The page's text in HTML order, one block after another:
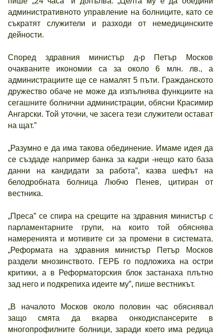
административното управление на болниците, като се
съкратят служители и разходи от немедицинските
дейности.
Според здравния министър д-р Петър Москов
очакваните икономии са за около 6 млн. лв., а
администрациите ще се намалят 5 пъти. Гражданското
дружество обаче не може да изпълнява функциите на
сегашните болнични администрации, обясни Красимир
Ангарски. Той уточни, че засега тези служители остават
на щат.”
„Разумно е да има такова обединение. Имаме идея да
се създаде например банка за кадри -нещо като база
данни на кандидати за работа”, казва шефът на
белодробната болница Любчо Пенев, цитиран от
вестника.
„Преса” се спира на срещите на здравния министър с
парламентарните групи, на които той обяснява
намеренията и мотивите си за промени в системата.
„Реформата на здравния министър Петър Москов
раздели мнозинството. ГЕРБ го подложиха на остри
критики, а в Реформаторския блок застанаха плътно
зад него и подкрепиха идеите му”, пише вестникът.
„В началото Москов около половин час обяснявал
защо смята да вкарва онкодиспансерите в
многопрофилните болници, заради което има редица